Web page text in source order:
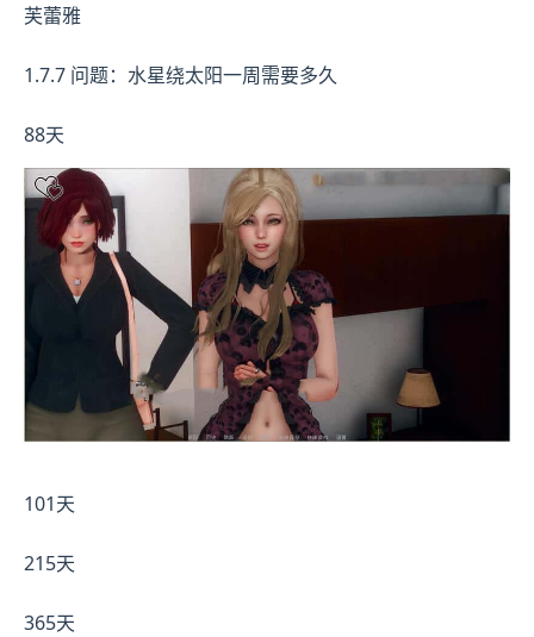
芙蕾雅
1.7.7 问题：水星绕太阳一周需要多久
88天
101天
215天
365天